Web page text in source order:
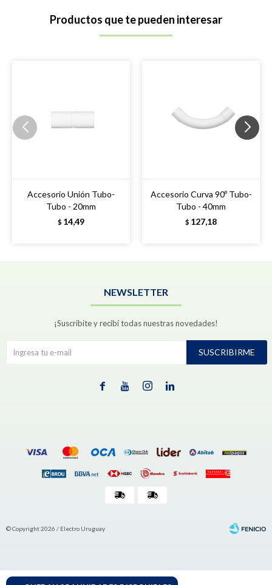
Productos que te pueden interesar
Accesorio Unión Tubo-
Tubo - 20mm
$ 14,49
Accesorio Curva 90º Tubo-
Tubo - 40mm
$ 127,18
NEWSLETTER
¡Suscribite y recibí todas nuestras novedades!
SUSCRIBIRME
   
© Copyright 2026 / Electro Uruguay